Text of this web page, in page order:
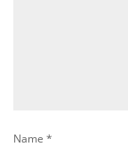
Name *